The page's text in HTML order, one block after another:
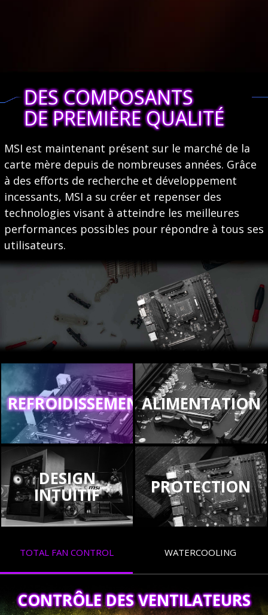
DES COMPOSANTS
DE PREMIÈRE QUALITÉ
MSI est maintenant présent sur le marché de la
carte mère depuis de nombreuses années. Grâce
à des efforts de recherche et développement
incessants, MSI a su créer et repenser des
technologies visant à atteindre les meilleures
performances possibles pour répondre à tous ses
utilisateurs.
REFROIDISSEMENTALIMENTATION
DESIGN
INTUITIF PROTECTION
TOTAL FAN CONTROL WATERCOOLING
CONTRÔLE DES VENTILATEURS